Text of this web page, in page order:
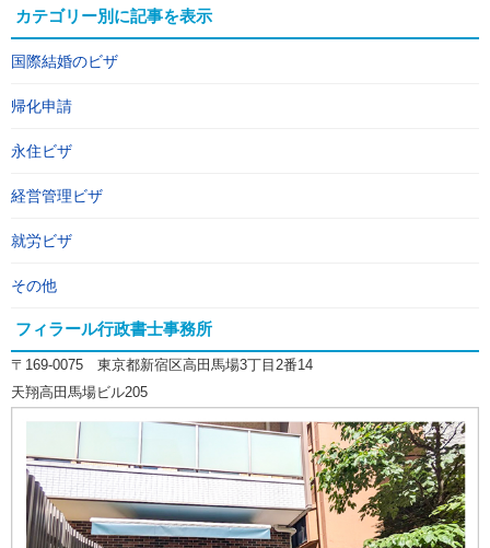
カテゴリー別に記事を表示
国際結婚のビザ
帰化申請
永住ビザ
経営管理ビザ
就労ビザ
その他
フィラール行政書士事務所
〒169-0075 東京都新宿区高田馬場3丁目2番14
天翔高田馬場ビル205